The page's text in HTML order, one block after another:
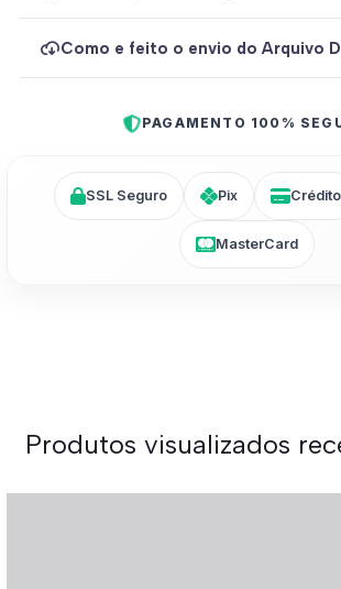
Como e feito o envio do Arquivo
PAGAMENTO 100%
SSL Seguro Pix Crédito
MasterCard
Produtos visualizados